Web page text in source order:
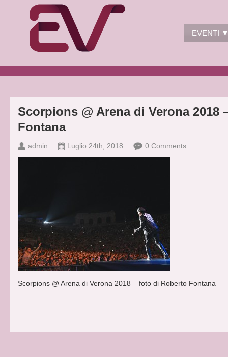
EVENTI
Scorpions @ Arena di Verona 2018
Fontana
admin Luglio 24th, 2018 0 Comments
Scorpions @ Arena di Verona 2018 – foto di Roberto Fontana